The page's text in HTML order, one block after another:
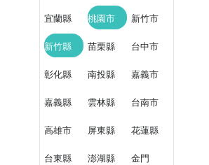
宜蘭縣 桃園市 新竹市
新竹縣 苗栗縣 台中市
彰化縣 南投縣 嘉義市
嘉義縣 雲林縣 台南市
高雄市 屏東縣 花蓮縣
台東縣 澎湖縣 金門